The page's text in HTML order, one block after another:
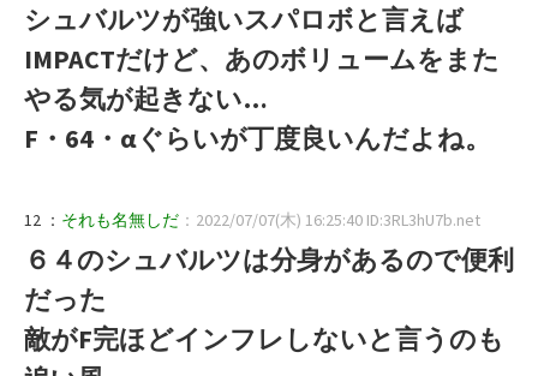
シュバルツが強いスパロボと言えば
IMPACTだけど、あのボリュームをまた
やる気が起きない…
F・64・αぐらいが丁度良いんだよね。
12 ： それも名無しだ ：2022/07/07(木) 16:25:40 ID:3RL3hU7b.net
６４のシュバルツは分身があるので便利
だった
敵がF完ほどインフレしないと言うのも